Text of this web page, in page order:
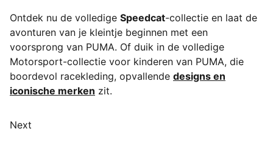
Ontdek nu de volledige Speedcat-collectie en laat de
avonturen van je kleintje beginnen met een
voorsprong van PUMA. Of duik in de volledige
Motorsport-collectie voor kinderen van PUMA, die
boordevol racekleding, opvallende designs en
iconische merken zit.
Next